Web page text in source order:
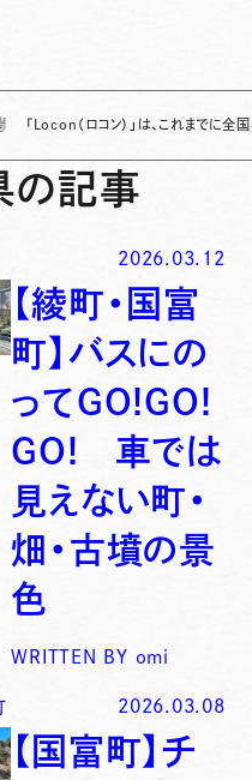
ロコン）」は、これまでに全国各地で発
の記事
2026.03.12
【綾町・国富
町】バスにの
ってGO!GO!
GO! 車では
見えない町・
畑・古墳の景
色
WRITTEN BY omi
2026.03.08
【国富町】チ